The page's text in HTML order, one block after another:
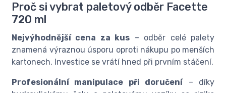
Proč si vybrat paletový odběr Facette
720 ml
Nejvýhodnější cena za kus – odběr celé palety
znamená výraznou úsporu oproti nákupu po menších
kartonech. Investice se vrátí hned při prvním stáčení.
Profesionální manipulace při doručení– díky